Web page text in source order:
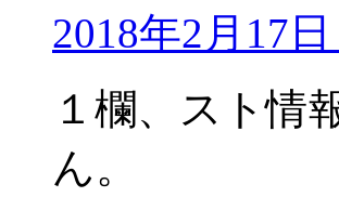
2018年2月17
１欄、スト情
ん。